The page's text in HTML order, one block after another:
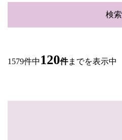
検索
1579件中 120件までを表示中